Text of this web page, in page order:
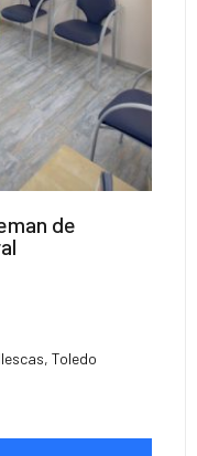
de
Toledo